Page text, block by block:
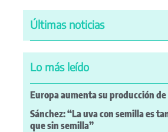
Últimas noticias
Lo más leído
Europa aumenta su producción de
Sánchez: “La uva con semilla es
que sin semilla”